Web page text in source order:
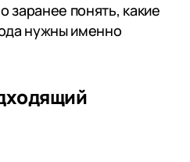
на вопрос:
заранее понять, какие
нужны именно